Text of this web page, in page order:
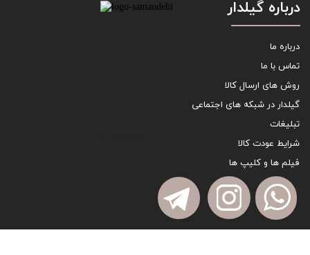
درباره گیلدار
درباره ما
تماس با ما
روش های ارسال کالا
گیلدار در شبکه های اجتماعی
تبلیغات
شرایط عودت کالا
فیلم ها و کلیپ ها